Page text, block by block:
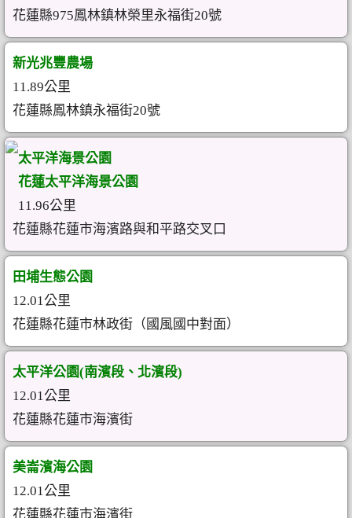
花蓮縣975鳳林鎮林榮里永福街20號
新光兆豐農場
11.89公里
花蓮縣鳳林鎮永福街20號
太平洋海景公園
花蓮太平洋海景公園
11.96公里
花蓮縣花蓮市海濱路與和平路交叉口
田埔生態公園
12.01公里
花蓮縣花蓮市林政街（國風國中對面）
太平洋公園(南濱段、北濱段)
12.01公里
花蓮縣花蓮市海濱街
美崙濱海公園
12.01公里
花蓮縣花蓮市海濱街